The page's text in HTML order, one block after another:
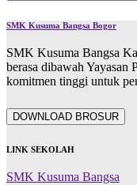
SMK Kusuma Bangsa Bogor
SMK Kusuma Bangsa
berasa dibawah
komitmen tinggi untuk
DOWNLOAD BROSUR
LINK SEKOLAH
SMK Kusuma Bangsa